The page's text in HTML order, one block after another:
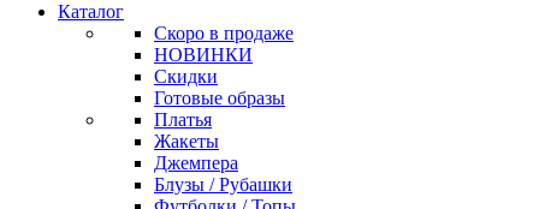
Каталог
Скоро в продаже
НОВИНКИ
Скидки
Готовые образы
Платья
Жакеты
Джемпера
Блузы / Рубашки